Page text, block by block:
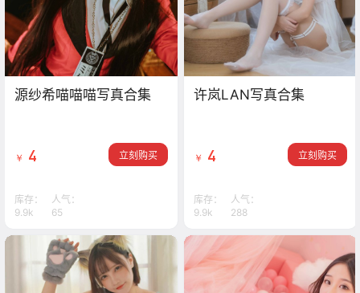
源纱希喵喵喵写真合集
￥ 4 立刻购买
库存：
9.9k
人气：
65
许岚LAN写真合集
￥ 4 立刻购买
库存：
9.9k
人气：
288